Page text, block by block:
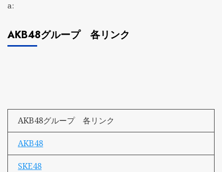
a:
AKB48グループ 各リンク
AKB48グループ 各リンク
AKB48
SKE48